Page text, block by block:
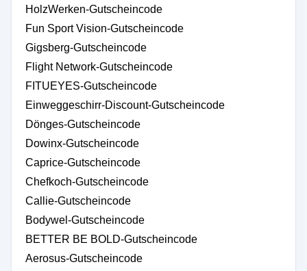
HolzWerken-Gutscheincode
Fun Sport Vision-Gutscheincode
Gigsberg-Gutscheincode
Flight Network-Gutscheincode
FITUEYES-Gutscheincode
Einweggeschirr-Discount-Gutscheincode
Dönges-Gutscheincode
Dowinx-Gutscheincode
Caprice-Gutscheincode
Chefkoch-Gutscheincode
Callie-Gutscheincode
Bodywel-Gutscheincode
BETTER BE BOLD-Gutscheincode
Aerosus-Gutscheincode